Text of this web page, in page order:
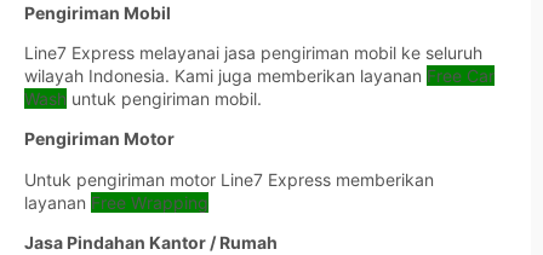
Pengiriman Mobil
Line7 Express melayanai jasa pengiriman mobil ke seluruh
wilayah Indonesia. Kami juga memberikan layanan Free Car
Wash untuk pengiriman mobil.
Pengiriman Motor
Untuk pengiriman motor Line7 Express memberikan
layanan Free Wrapping
Jasa Pindahan Kantor / Rumah